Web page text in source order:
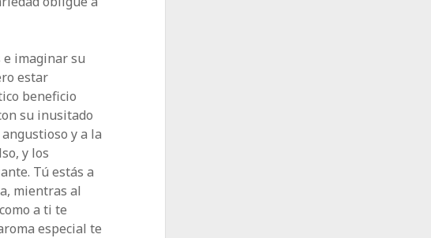
e imaginar su
estar
beneficio
su inusitado
y a la
y los
Tú estás a
mientras al
a ti te
especial te